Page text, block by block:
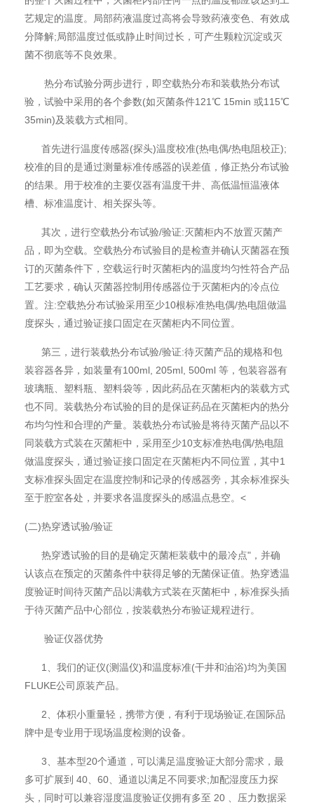
艺规定的温度。局部药液温度过高将会导致药液变色、有效成
分降解;局部温度过低或静止时间过长，可产生颗粒沉淀或灭
菌不彻底等不良效果。
热分布试验分两步进行，即空载热分布和装载热分布试
验，试验中采用的各个参数(如灭菌条件121℃ 15min 或115℃
35min)及装载方式相同。
首先进行温度传感器(探头)温度校准(热电偶/热电阻校正);
校准的目的是通过测量标准传感器的误差值，修正热分布试验
的结果。用于校准的主要仪器有温度干井、高低温恒温液体
槽、标准温度计、相关探头等。
其次，进行空载热分布试验/验证:灭菌柜内不放置灭菌产
品，即为空载。空载热分布试验目的是检查并确认灭菌器在预
订的灭菌条件下，空载运行时灭菌柜内的温度均匀性符合产品
工艺要求，确认灭菌器控制用传感器位于灭菌柜内的冷点位
置。注:空载热分布试验采用至少10根标准热电偶/热电阻做温
度探头，通过验证接口固定在灭菌柜内不同位置。
第三，进行装载热分布试验/验证:待灭菌产品的规格和包
装容器各异，如装量有100ml, 205ml, 500ml 等，包装容器有
玻璃瓶、塑料瓶、塑料袋等，因此药品在灭菌柜内的装载方式
也不同。装载热分布试验的目的是保证药品在灭菌柜内的热分
布均匀性和合理的产量。装载热分布试验是将待灭菌产品以不
同装载方式装在灭菌柜中，采用至少10支标准热电偶/热电阻
做温度探头，通过验证接口固定在灭菌柜内不同位置，其中1
支标准探头固定在温度控制和记录的传感器旁，其余标准探头
至于腔室各处，并要求各温度探头的感温点悬空。<
(二)热穿透试验/验证
热穿透试验的目的是确定灭菌柜装载中的最冷点"，并确
认该点在预定的灭菌条件中获得足够的无菌保证值。热穿透温
度验证时间待灭菌产品以满载方式装在灭菌柜中，标准探头插
于待灭菌产品中心部位，按装载热分布验证规程进行。
验证仪器优势
1、我们的证仪(测温仪)和温度标准(干井和油浴)均为美国
FLUKE公司原装产品。
2、体积小重量轻，携带方便，有利于现场验证,在国际品
牌中是专业用于现场温度检测的设备。
3、基本型20个通道，可以满足温度验证大部分需求，最
多可扩展到 40、60、通道以满足不同要求;加配湿度压力探
头，同时可以兼容湿度温度验证仪拥有多至 20 、压力数据采